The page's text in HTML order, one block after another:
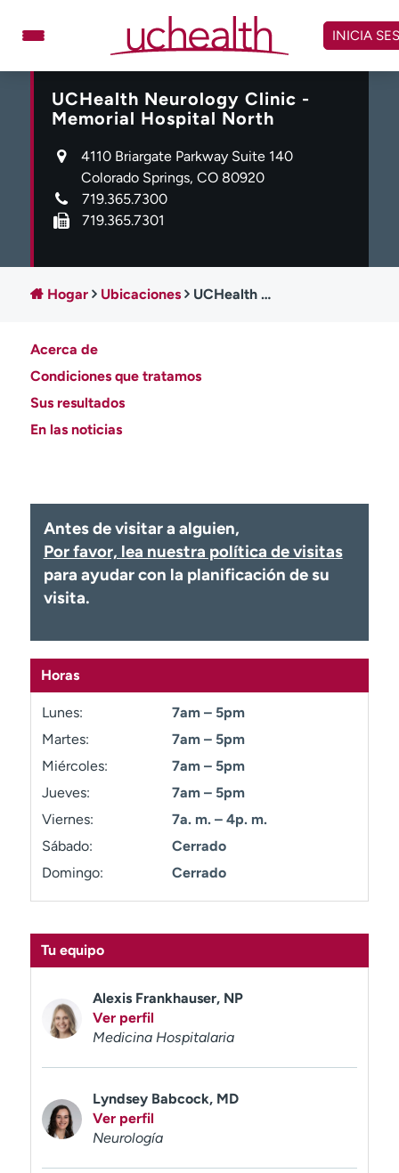
contenido
Médicos
Especialidades
Ubicaciones
Programar cita
Atención de urgencia
Dar
Carreras
Acerca de UCHealth
Ready. Set. CO.
Empleados
INICIA
UCHealth Neurology Clinic -
Memorial Hospital North
4110 Briargate Parkway Suite 140
Colorado Springs, CO 80920
719.365.7300
719.365.7301
Hogar Ubicaciones UCHealth Neurology Clinic - Memorial Hospital North
Acerca de
Condiciones que tratamos
Sus resultados
En las noticias
Antes de visitar a alguien,
Por favor, lea nuestra política de visitas
para ayudar con la planificación de su
visita.
Horas
Lunes:
7am – 5pm
Martes:
7am – 5pm
Miércoles:
7am – 5pm
Jueves:
7am – 5pm
Viernes:
7a. m. – 4p. m.
Sábado:
Cerrado
Domingo:
Cerrado
Tu equipo
Alexis Frankhauser, NP
Ver perfil
Medicina Hospitalaria
Lyndsey Babcock, MD
Ver perfil
Neurología